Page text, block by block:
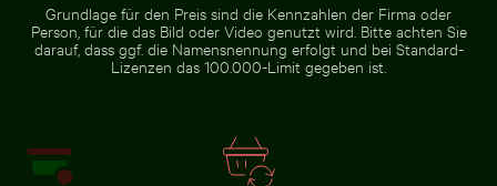
Grundlage für den Preis sind die Kennzahlen der Firma oder
Person, für die das Bild oder Video genutzt wird. Bitte achten Sie
darauf, dass ggf. die Namensnennung erfolgt und bei Standard-
Lizenzen das 100.000-Limit gegeben ist.